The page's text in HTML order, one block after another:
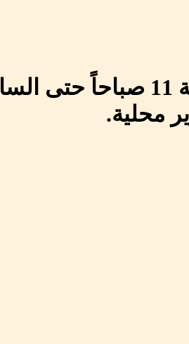
كما ستُقام مراسم العزاء في الكنيسة نفسها، اليوم
محلية.